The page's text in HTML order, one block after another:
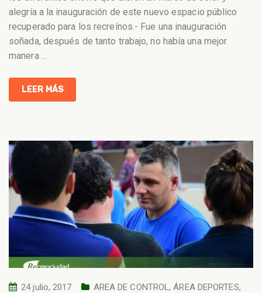
alegría a la inauguración de este nuevo espacio público
recuperado para los recreínos.- Fue una inauguración
soñada, después de tanto trabajo, no había una mejor
manera …
LEER MÁS
24 julio, 2017 AREA DE CONTROL,ÁREA DEPORTES,